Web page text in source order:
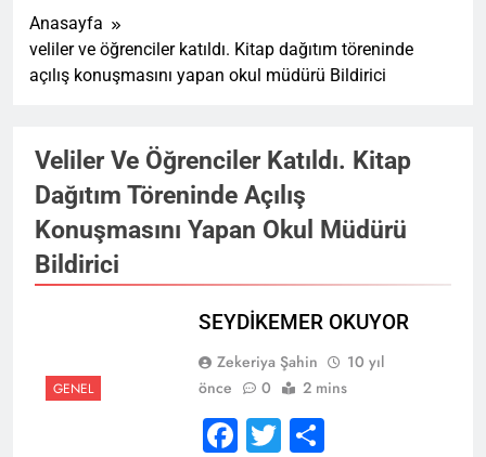
Anasayfa
veliler ve öğrenciler katıldı. Kitap dağıtım töreninde
açılış konuşmasını yapan okul müdürü Bildirici
Veliler Ve Öğrenciler Katıldı. Kitap
Dağıtım Töreninde Açılış
Konuşmasını Yapan Okul Müdürü
Bildirici
GENEL
SEYDİKEMER OKUYOR
Zekeriya Şahin
10 yıl
önce
0 2 mins
Facebook
Twitter
Share